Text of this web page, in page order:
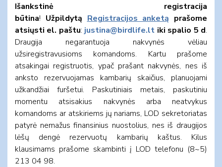
Išankstinė registracija
būtina! Užpildytą Registracijos anketą prašome
atsiųsti el. paštu: justina@birdlife.lt iki spalio 5 d.
Draugija negarantuoja nakvynės vėliau
užsiregistravusioms komandoms. Kartu prašome
atsakingai registruotis, ypač prašant nakvynės, nes iš
anksto rezervuojamas kambarių skaičius, planuojami
užkandžiai furšetui. Paskutiniais metais, paskutiniu
momentu atsisakius nakvynės arba neatvykus
komandoms ar atskiriems jų nariams, LOD sekretoriatas
patyrė nemažus finansinius nuostolius, nes iš draugijos
lėšų dengė rezervuotų kambarių kaštus. Kilus
klausimams prašome skambinti į LOD telefonu (8~5)
213 04 98.